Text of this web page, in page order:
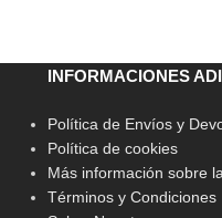
INFORMACIONES
Política de Envíos y
Política de cookies
Más información sobre
Términos y Condiciones